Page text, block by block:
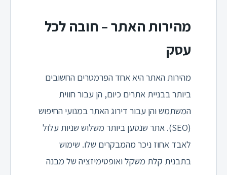
מהירות האתר – חובה לכל
עסק
מהירות האתר היא אחד הפרמטרים החשובים
ביותר בבניית אתרים כיום, הן עבור חווית
המשתמש והן עבור דירוג האתר במנועי החיפוש
(SEO). אתר שנטען ביותר משלוש שניות עלול
לאבד אחוז ניכר מהמבקרים שלו. שימוש
בתבנית קלת משקל ואופטימיזציה של מבנה